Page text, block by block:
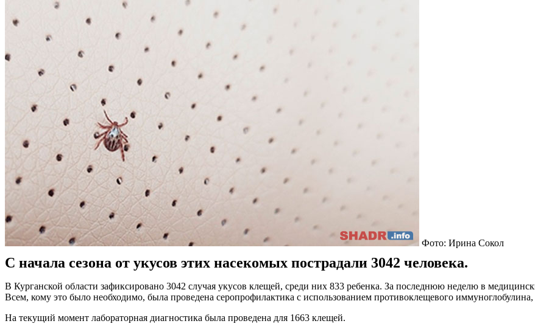
Фото: Ирина Сокол
С начала сезона от укусов этих насекомых пострадали 3042 человека.
В Курганской области зафиксировано 3042 случая укусов клещей, среди них 833 ребенка. За последнюю неделю в
Всем, кому это было необходимо, была проведена серопрофилактика с использованием противоклещевого
На текущий момент лабораторная диагностика была проведена для 1663 клещей.